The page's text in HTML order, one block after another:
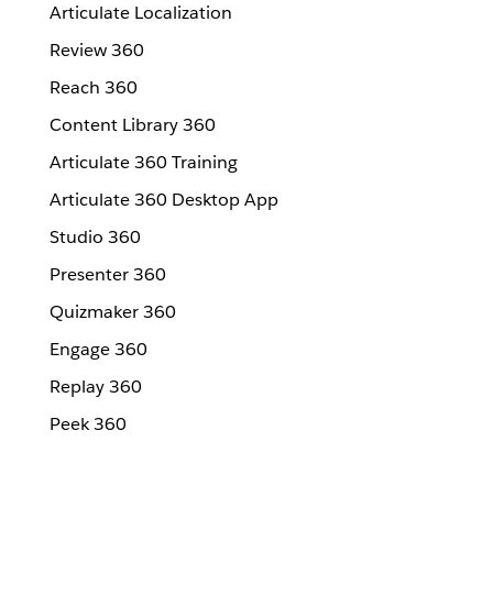
Articulate Localization
Review 360
Reach 360
Content Library 360
Articulate 360 Training
Articulate 360 Desktop App
Studio 360
Presenter 360
Quizmaker 360
Engage 360
Replay 360
Peek 360